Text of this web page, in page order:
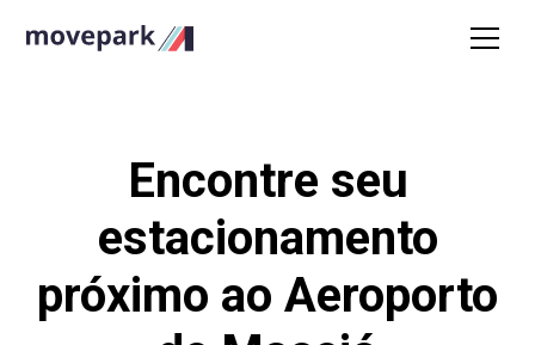
Encontre seu
estacionamento
próximo ao Aeroporto